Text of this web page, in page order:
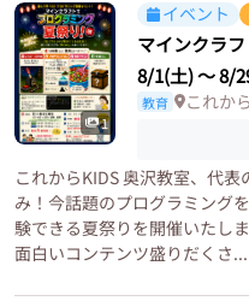
1
イベント
マインクラ
8/1(土)〜8/
教育 これか
これからKIDS 奥沢教室、代
み！今話題のプログラミング
験できる夏祭りを開催いたし
面白いコンテンツ盛りだくさ...